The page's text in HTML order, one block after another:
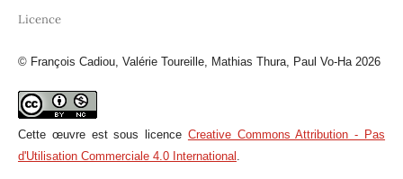
Licence
© François Cadiou, Valérie Toureille, Mathias Thura, Paul Vo-Ha 2026
Cette œuvre est sous licence Creative Commons Attribution - Pas
d'Utilisation Commerciale 4.0 International